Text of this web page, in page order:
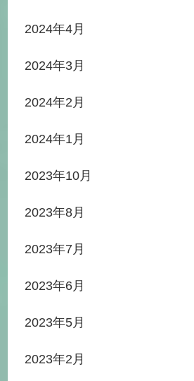
2024年4月
2024年3月
2024年2月
2024年1月
2023年10月
2023年8月
2023年7月
2023年6月
2023年5月
2023年2月